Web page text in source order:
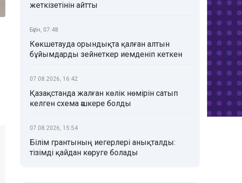
жеткізетінін айтты
Бүгін, 07:48
Көкшетауда орындықта қалған алтын
бұйымдарды зейнеткер иемденіп кеткен
07.08.2026, 16:42
Қазақстанда жалған көлік нөмірін сатып
келген схема әшкере болды
07.08.2026, 15:54
Білім грантының иегерлері анықталды:
тізімді қайдан көруге болады